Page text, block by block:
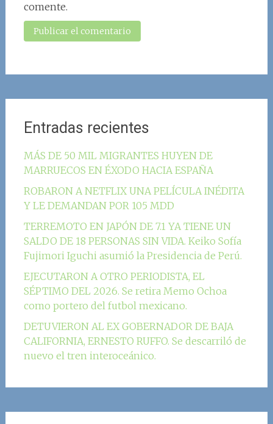
comente.
Entradas recientes
MÁS DE 50 MIL MIGRANTES HUYEN DE
MARRUECOS EN ÉXODO HACIA ESPAÑA
ROBARON A NETFLIX UNA PELÍCULA INÉDITA
Y LE DEMANDAN POR 105 MDD
TERREMOTO EN JAPÓN DE 7.1 YA TIENE UN
SALDO DE 18 PERSONAS SIN VIDA. Keiko Sofía
Fujimori Iguchi asumió la Presidencia de Perú.
EJECUTARON A OTRO PERIODISTA, EL
SÉPTIMO DEL 2026. Se retira Memo Ochoa
como portero del futbol mexicano.
DETUVIERON AL EX GOBERNADOR DE BAJA
CALIFORNIA, ERNESTO RUFFO. Se descarriló de
nuevo el tren interoceánico.